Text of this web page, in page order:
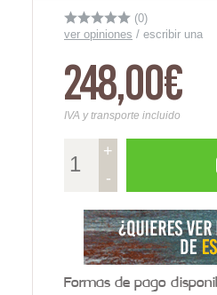
(0)
ver opiniones / escribir una
248,00€
IVA y transporte incluido
+
-
Formas de pago